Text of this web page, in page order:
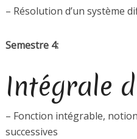
– Résolution d’un système
Semestre 4:
Intégrale
– Fonction intégrable,
successives